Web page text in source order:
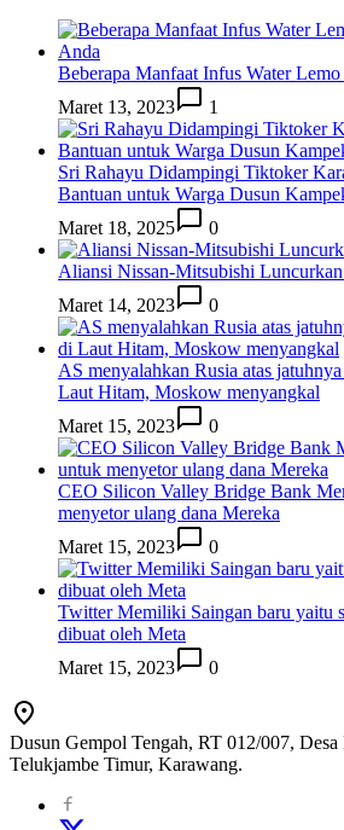
Beberapa Manfaat Infus Water
Maret 13, 2023
1
Sri Rahayu Didampingi Tiktoker
Bantuan untuk Warga Dusun
Maret 18, 2025
0
Aliansi Nissan-Mitsubishi
Maret 14, 2023
0
AS menyalahkan Rusia atas
Laut Hitam, Moskow menyangkal
Maret 15, 2023
0
CEO Silicon Valley Bridge Bank
menyetor ulang dana Mereka
Maret 15, 2023
0
Twitter Memiliki Saingan baru yaitu
dibuat oleh Meta
Maret 15, 2023
0
Dusun Gempol Tengah, RT 012/007, Desa
Telukjambe Timur, Karawang.